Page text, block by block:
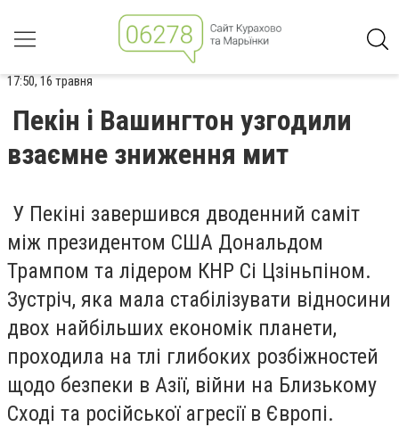
17:50, 16 травня
Пекін і Вашингтон узгодили
взаємне зниження мит
У Пекіні завершився дводенний саміт
між президентом США Дональдом
Трампом та лідером КНР Сі Цзіньпіном.
Зустріч, яка мала стабілізувати відносини
двох найбільших економік планети,
проходила на тлі глибоких розбіжностей
щодо безпеки в Азії, війни на Близькому
Сході та російської агресії в Європі.